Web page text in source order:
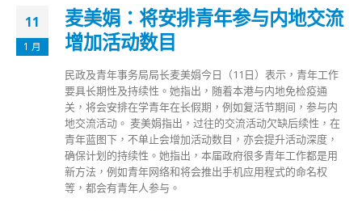
11
1 月
麦美娟：将安排青年参与内地交流
增加活动数目
民政及青年事务局局长麦美娟今日（11日）表示，青年工作
要具长期性及持续性。她指出，随着本港与内地免检疫通
关，将会安排在学青年在长假期，例如复活节期间，参与内
地交流活动。 麦美娟指出，过往的交流活动欠缺后续性，在
青年蓝图下，不单止会增加活动数目，亦会提升活动深度，
确保计划的持续性。她指出，本届政府很多青年工作都是用
新方法，例如青年网络和将会推出手机应用程式的命名权
等，都会有青年人参与。